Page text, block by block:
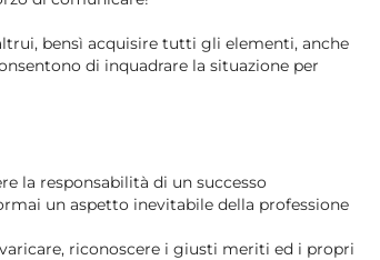
bensì acquisire tutti gli elementi, anche
di inquadrare la situazione per
la responsabilità di un successo
un aspetto inevitabile della professione
riconoscere i giusti meriti ed i propri